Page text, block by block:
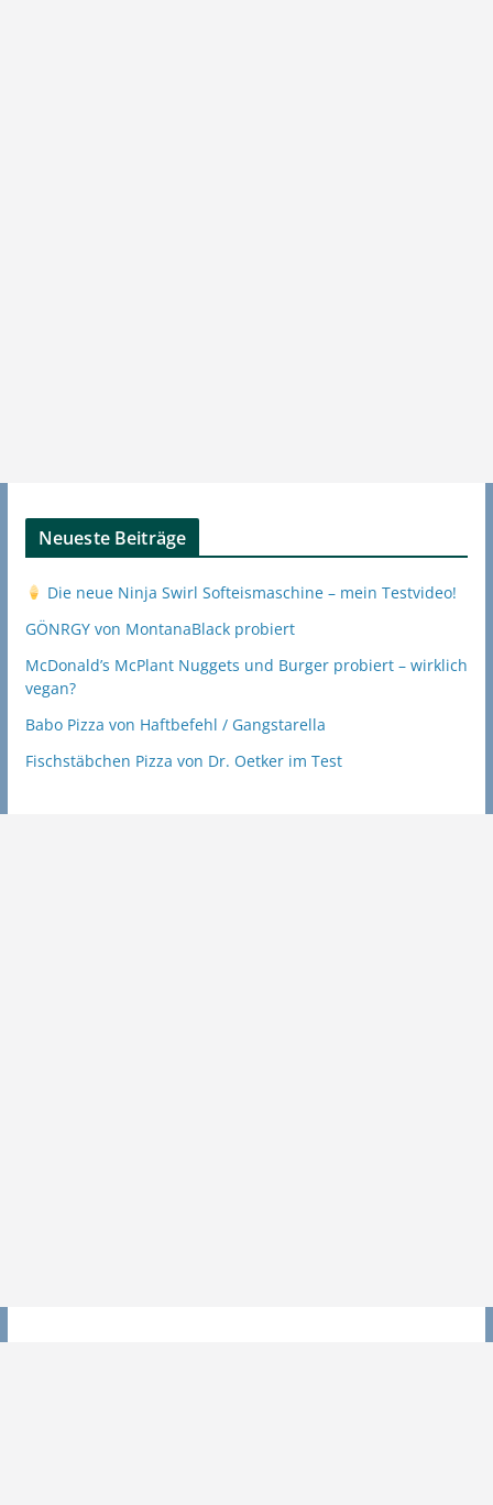
Neueste Beiträge
Die neue Ninja Swirl Softeismaschine – mein Testvideo!
GÖNRGY von MontanaBlack probiert
McDonald’s McPlant Nuggets und Burger probiert – wirklich
vegan?
Babo Pizza von Haftbefehl / Gangstarella
Fischstäbchen Pizza von Dr. Oetker im Test